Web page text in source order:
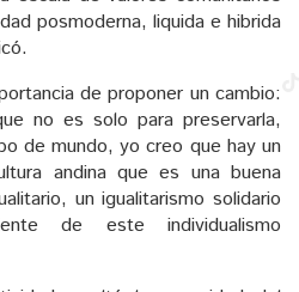
posmoderna, liquida e hibrida
de proponer un cambio:
no es solo para preservarla,
de mundo, yo creo que hay un
andina que es una buena
un igualitarismo solidario
de este individualismo